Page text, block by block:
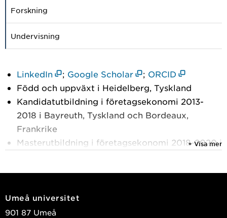
Forskning
Undervisning
LinkedIn ; Google Scholar ; ORCID
Född och uppväxt i Heidelberg, Tyskland
Kandidatutbildning i företagsekonomi 2013-
2018 i Bayreuth, Tyskland och Bordeaux,
Frankrike
Masterutbildning i företagsekonomi 2018-2020 i
Bayreuth, Tyskland
Doktorand i företagsekonomi från Januari 2021
+ Visa mer
Umeå universitet
901 87 Umeå